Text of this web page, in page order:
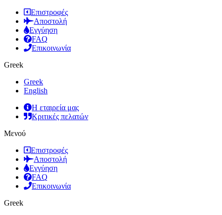
Επιστροφές
Αποστολή
Εγγύηση
FAQ
Επικοινωνία
Greek
Greek
English
Η εταιρεία μας
Κριτικές πελατών
Μενού
Επιστροφές
Αποστολή
Εγγύηση
FAQ
Επικοινωνία
Greek